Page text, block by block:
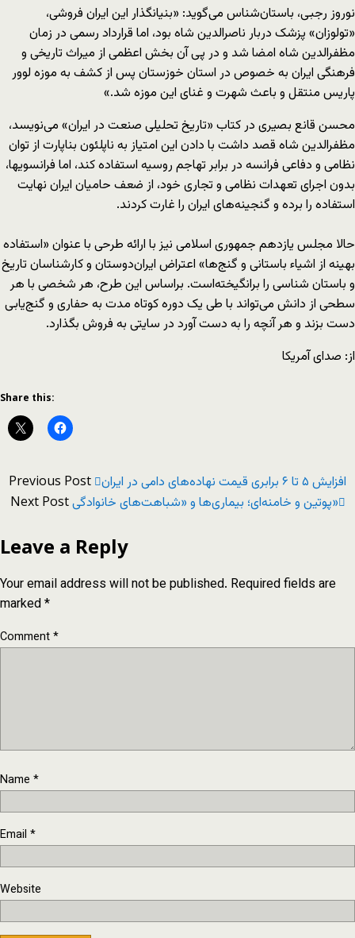
نوروز رجبی، باستان‌شناس می‌گوید: «بنیانگذار این ایران فروشی،
«تولوزان» پزشک دربار ناصرالدین شاه بود، اما قرارداد رسمی در زمان
مظفرالدین شاه امضا شد و در پی آن بخش اعظمی از میراث تاریخی و
فرهنگی ایران به خصوص در استان خوزستان پس از کشف به موزه لوور
پاریس منتقل و باعث شهرت و غنای این موزه شد.»
محسن قانع بصیری در کتاب «تاریخ تحلیلی صنعت در ایران» می‌نویسد،
مظفرالدین شاه قصد داشت با دادن این امتیاز به ناپلئون بناپارت از توان
نظامی و دفاعی فرانسه در برابر تهاجم روسیه استفاده کند، اما فرانسویها،
بدون اجرای تعهدات نظامی و تجاری خود، از ضعف حامیان ایران نهایت
استفاده را برده و گنجینه‌های ایران را غارت کردند.
حالا مجلس یازدهم جمهوری اسلامی نیز با ارائه طرحی با عنوان «استفاده
بهینه از اشیاء باستانی و گنج‌ها» اعتراض ایران‌دوستان و کارشناسان تاریخ
و باستان شناسی را برانگیخته‌است. براساس این طرح، هر شخصی با هر
سطحی از دانش می‌تواند با طی یک دوره کوتاه مدت به حفاری و گنج‌یابی
دست بزند و هر آنچه را به دست آورد در سایتی به فروش بگذارد.
از: صدای آمریکا
Share this:
Previous Post افزایش ۵ تا ۶ برابری قیمت نهاده‌های دامی در ایران
Next Post پوتین و خامنه‌ای؛ بیماری‌ها و «شباهت‌های خانوادگی»
Leave a Reply
Your email address will not be published. Required fields are
marked*
Comment*
Name *
Email *
Website